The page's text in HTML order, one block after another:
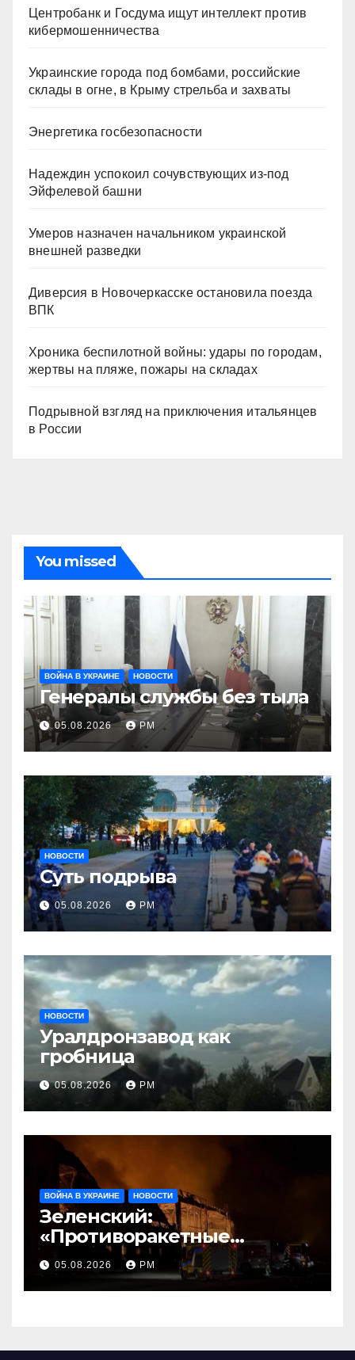
Центробанк и Госдума ищут интеллект против
кибермошенничества
Украинские города под бомбами, российские
склады в огне, в Крыму стрельба и захваты
Энергетика госбезопасности
Надеждин успокоил сочувствующих из-под
Эйфелевой башни
Умеров назначен начальником украинской
внешней разведки
Диверсия в Новочеркасске остановила поезда
ВПК
Хроника беспилотной войны: удары по городам,
жертвы на пляже, пожары на складах
Подрывной взгляд на приключения итальянцев
в России
You missed
ВОЙНА В УКРАИНЕ НОВОСТИ
Генералы службы без тыла
05.08.2026 РМ
НОВОСТИ
Суть подрыва
05.08.2026 РМ
НОВОСТИ
Уралдронзавод как
гробница
05.08.2026 РМ
ВОЙНА В УКРАИНЕ НОВОСТИ
Зеленский:
«Противоракетные
средства могли бы спасти
погибших сегодня»
05.08.2026 РМ